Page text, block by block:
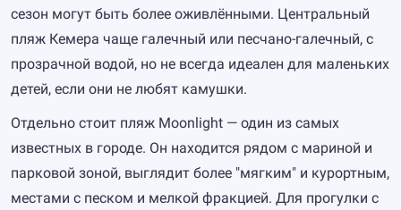
сезон могут быть более оживлёнными. Центральный
пляж Кемера чаще галечный или песчано-галечный, с
прозрачной водой, но не всегда идеален для маленьких
детей, если они не любят камушки.
Отдельно стоит пляж Moonlight — один из самых
известных в городе. Он находится рядом с мариной и
парковой зоной, выглядит более "мягким" и курортным,
местами с песком и мелкой фракцией. Для прогулки с